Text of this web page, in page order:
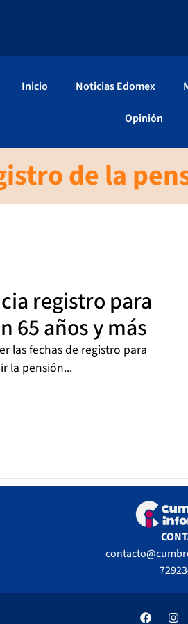
Inicio Noticias Edomex
Opinión
de la
registro para
65 años y más
las fechas de registro para
la pensión...